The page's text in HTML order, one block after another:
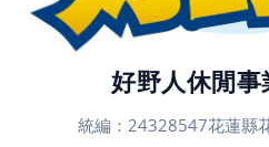
好野人休閒事
統編：24328547花蓮縣